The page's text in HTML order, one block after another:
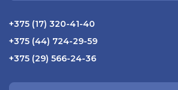
+375 (17) 320-41-40
+375 (44) 724-29-59
+375 (29) 566-24-36